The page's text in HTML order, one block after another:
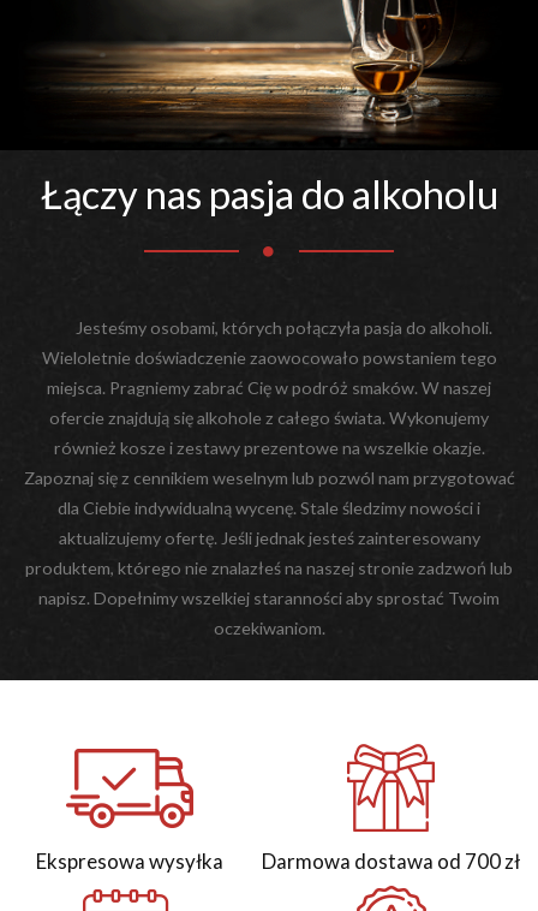
Łączy nas pasja do alkoholu
Jesteśmy osobami, których połączyła pasja do alkoholi.
Wieloletnie doświadczenie zaowocowało powstaniem tego
miejsca. Pragniemy zabrać Cię w podróż smaków. W naszej
ofercie znajdują się alkohole z całego świata. Wykonujemy
również kosze i zestawy prezentowe na wszelkie okazje.
Zapoznaj się z cennikiem weselnym lub pozwól nam przygotować
dla Ciebie indywidualną wycenę. Stale śledzimy nowości i
aktualizujemy ofertę. Jeśli jednak jesteś zainteresowany
produktem, którego nie znalazłeś na naszej stronie zadzwoń lub
napisz. Dopełnimy wszelkiej staranności aby sprostać Twoim
oczekiwaniom.
Ekspresowa wysyłka Darmowa dostawa od 700 zł